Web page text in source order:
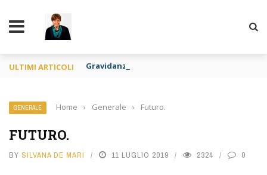
ULTIMI ARTICOLI Gravidanza per altri e apologia di pedofilia
GENERALE Home › Generale › Futuro.
FUTURO.
BY SILVANA DE MARI 11 LUGLIO 2019 2324 0